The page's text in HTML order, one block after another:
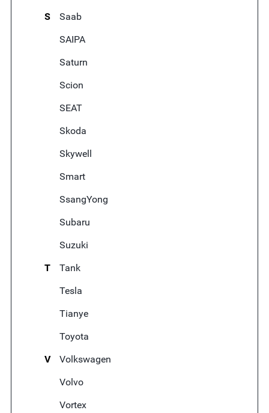
S
Saab
SAIPA
Saturn
Scion
SEAT
Skoda
Skywell
Smart
SsangYong
Subaru
Suzuki
T
Tank
Tesla
Tianye
Toyota
V
Volkswagen
Volvo
Vortex